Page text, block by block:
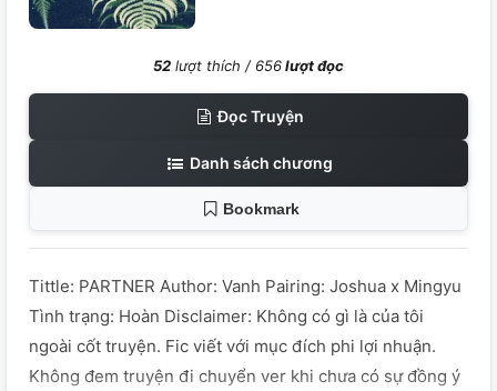
52 lượt thích / 656lượt đọc
Đọc Truyện
Danh sách chương
Bookmark
Tittle: PARTNER Author: Vanh Pairing: Joshua x Mingyu
Tình trạng: Hoàn Disclaimer: Không có gì là của tôi
ngoài cốt truyện. Fic viết với mục đích phi lợi nhuận.
Không đem truyện đi chuyển ver khi chưa có sự đồng ý